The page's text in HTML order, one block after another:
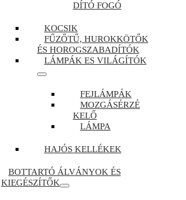
DÍTÓ FOGÓ
KOCSIK
FŰZŐTŰ, HUROKKÖTŐK
ÉS HOROGSZABADÍTÓK
LÁMPÁK ES VILÁGÍTÓK
FEJLÁMPÁK
MOZGÁSÉRZÉ
KELŐ
LÁMPA
HAJÓS KELLÉKEK
BOTTARTÓ ÁLVÁNYOK ÉS
KIEGÉSZÍTŐK